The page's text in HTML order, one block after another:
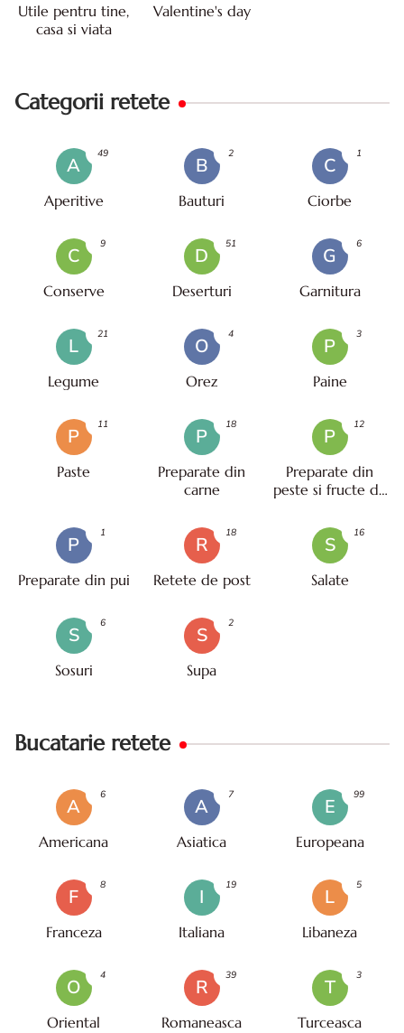
Utile pentru tine,
casa si viata
Valentine's day
Categorii retete
A
Aperitive
49
B
Bauturi
2
C
Ciorbe
1
C
Conserve
9
D
Deserturi
51
G
Garnitura
6
L
Legume
21
O
Orez
4
P
Paine
3
P
Paste
11
P
Preparate din
carne
18
P
Preparate din
peste si fructe de
12
P
Preparate din pui
1
R
Retete de post
18
S
Salate
16
S
Sosuri
6
S
Supa
2
Bucatarie retete
A
Americana
6
A
Asiatica
7
E
Europeana
99
F
Franceza
8
I
Italiana
19
L
Libaneza
5
O
Oriental
4
R
Romaneasca
39
T
Turceasca
3